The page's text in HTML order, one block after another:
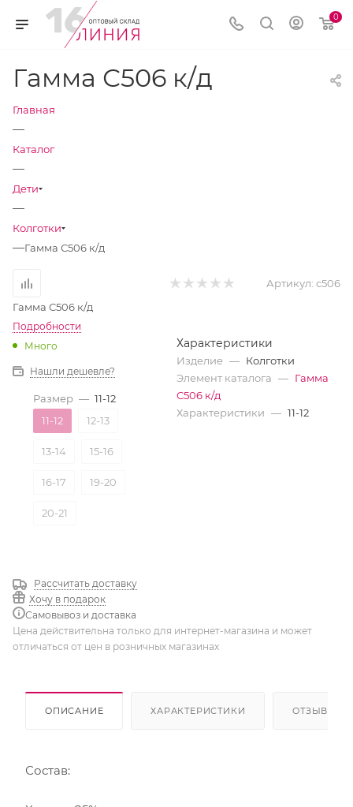
0
Гамма С506 к/д
Главная
—
Каталог
—
Дети
—
Колготки
—Гамма С506 к/д
Артикул: с506
Гамма С506 к/д
Подробности
Много
Нашли дешевле?
Размер — 11-12
11-12
12-13
13-14 15-16
16-17 19-20
20-21
Рассчитать доставку
Хочу в подарок
Самовывоз и доставка
Характеристики
Изделие — Колготки
Элемент каталога — Гамма
С506 к/д
Характеристики — 11-12
Цена действительна только для интернет-магазина и может
отличаться от цен в розничных магазинах
ОПИСАНИЕ ХАРАКТЕРИСТИКИ ОТЗЫВЫ
Состав: